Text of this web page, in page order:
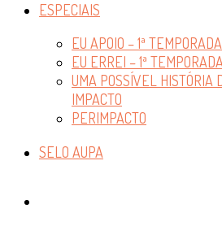
ESPECIAIS
EU APOIO – 1ª TEMPORADA
EU ERREI – 1ª TEMPORADA
UMA POSSÍVEL HISTÓRIA
IMPACTO
PERIMPACTO
SELO AUPA